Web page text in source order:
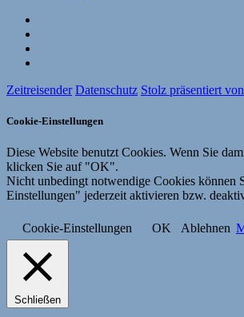
Zeitreisender Datenschutz Stolz präsentiert
Cookie-Einstellungen
Diese Website benutzt Cookies. Wenn Sie
klicken Sie auf "OK".
Nicht unbedingt notwendige Cookies können
Einstellungen" jederzeit aktivieren bzw.
Cookie-Einstellungen OK Ablehnen
Schließen